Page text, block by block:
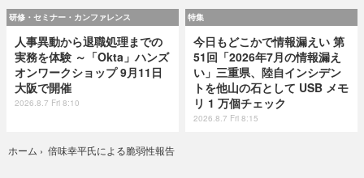
研修・セミナー・カンファレンス
人事異動から退職処理までの
実務を体験 ～「Okta」ハンズ
オンワークショップ 9月11日
大阪で開催
2026.8.7 Fri 8:10
特集
今日もどこかで情報漏えい 第
51回「2026年7月の情報漏え
い」三重県、陸自インシデン
トを他山の石として USB メモ
リ 1 万個チェック
2026.8.7 Fri 8:15
ホーム › 倍味幸平氏による脆弱性報告